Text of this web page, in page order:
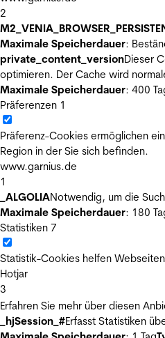
2
Maximale Speicherdauer:
private_content_versionDieser
optimieren. Der Cache wird
Maximale Speicherdauer: 400
Präferenzen 1
Präferenz-Cookies ermöglichen
Region in der Sie sich befinden.
www.garnius.de
1
_ALGOLIANotwendig, um die
Maximale Speicherdauer: 180
Statistiken 7
Statistik-Cookies helfen
Hotjar
3
Erfahren Sie mehr über diesen
_hjSession_#Erfasst Statistiken